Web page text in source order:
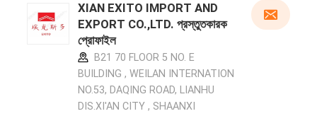
XIAN EXITO IMPORT AND
EXPORT CO.,LTD. প্রস্তুতকারক
প্রোফাইল
B21 70 FLOOR 5 NO. E
BUILDING , WEILAN INTERNATION
NO.53, DAQING ROAD, LIANHU
DIS.XI'AN CITY , SHAANXI